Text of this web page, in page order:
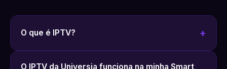
O que é IPTV?
O IPTV da Universia funciona na minha Smart